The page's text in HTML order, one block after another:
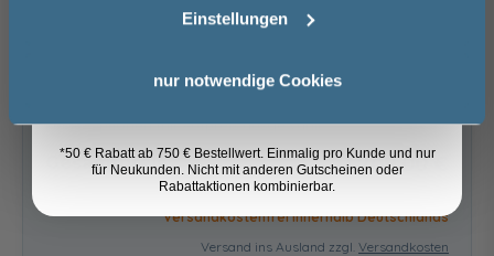
Einstellungen
nur notwendige Cookies
melaminharzbeschichtete
26,00 €
keine Optionen mit Aufpreis ausgewählt
Gesamtpreis 1.709,00 €
Versandkostenfrei innerhalb Deutschlands
Versand ins Ausland zzgl. Versandkosten
Anmelden
*50 € Rabatt ab 750 € Bestellwert. Einmalig pro Kunde und nur
für Neukunden. Nicht mit anderen Gutscheinen oder
Rabattaktionen kombinierbar.